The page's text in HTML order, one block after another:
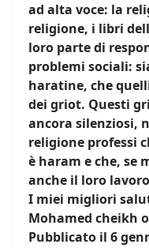
ad alta voce: la
religione, i libri
loro parte di
problemi sociali:
haratine, che
dei griot. Questi
ancora silenziosi,
religione professi
è haram e che, se
anche il loro
I miei migliori
Mohamed cheikh
Pubblicato il 6